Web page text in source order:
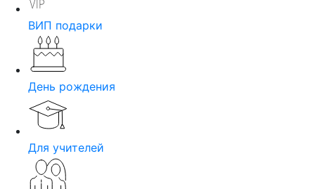
ВИП подарки
День рождения
Для учителей